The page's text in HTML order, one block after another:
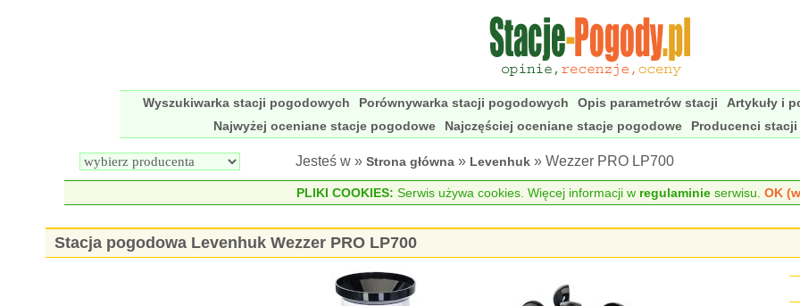
Wyszukiwarka stacji pogodowych Porównywarka stacji pogodowych Opis parametrów stacji
Artykuły i
Najwyżej oceniane stacje pogodowe
Najczęściej oceniane stacje pogodowe Producenci
Jesteś w » Strona główna » Levenhuk » Wezzer PRO LP700
PLIKI COOKIES: Serwis używa cookies. Więcej informacji w regulaminieserwisu. OK
Stacja pogodowa Levenhuk Wezzer PRO LP700